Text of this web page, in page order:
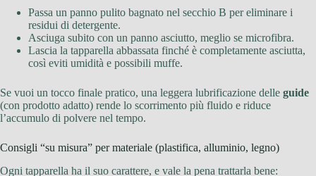
Passa un panno pulito bagnato nel secchio B per eliminare i
residui di detergente.
Asciuga subito con un panno asciutto, meglio se microfibra.
Lascia la tapparella abbassata finché è completamente asciutta,
così eviti umidità e possibili muffe.
Se vuoi un tocco finale pratico, una leggera lubrificazione delle guide
(con prodotto adatto) rende lo scorrimento più fluido e riduce
l’accumulo di polvere nel tempo.
Consigli “su misura” per materiale (plastifica, alluminio, legno)
Ogni tapparella ha il suo carattere, e vale la pena trattarla bene: